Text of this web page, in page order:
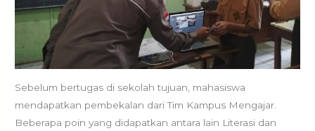
Sebelum bertugas di sekolah tujuan, mahasiswa
mendapatkan pembekalan dari Tim Kampus Mengajar.
Beberapa poin yang didapatkan antara lain Literasi dan